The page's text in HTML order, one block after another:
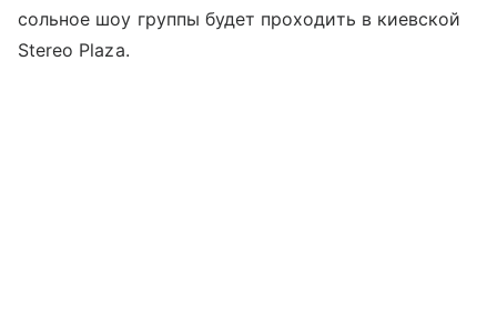
сольное шоу группы будет проходить в киевской
Stereo Plaza.